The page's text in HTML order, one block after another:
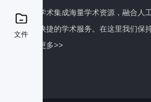
文件
百度学术集成海量学术资源，融合人
全面快捷的学术服务。在这里我们保
了解更多>>